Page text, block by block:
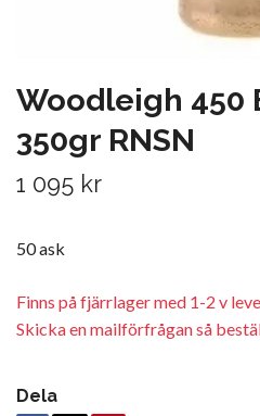
Woodleigh 450
350gr RNSN
1 095 kr
50 ask
Finns på fjärrlager med 1-2 v
Skicka en mailförfrågan så
Dela